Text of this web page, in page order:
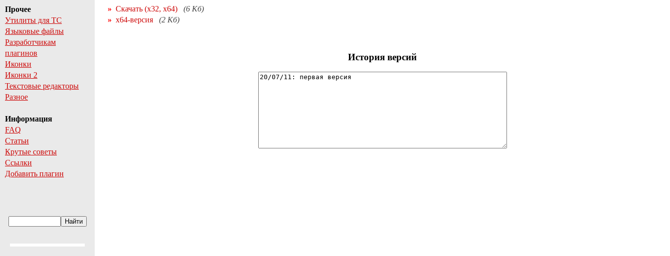
Прочее
Утилиты для TC
Языковые файлы
Разработчикам
плагинов
Иконки
Иконки 2
Текстовые редакторы
Разное
Информация
FAQ
Статьи
Крутые советы
Ссылки
Добавить плагин
Скачать (x32, x64)
(6 Кб)
x64-версия
(2 Кб)
История версий